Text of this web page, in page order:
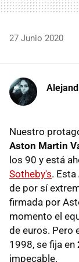
27 Junio 2020
Nuestro
Aston Martin
los 90 y está
Sotheby's. Esta
de por sí
firmada por
momento el
de euros. Pero
1998, se fija en
impecable.